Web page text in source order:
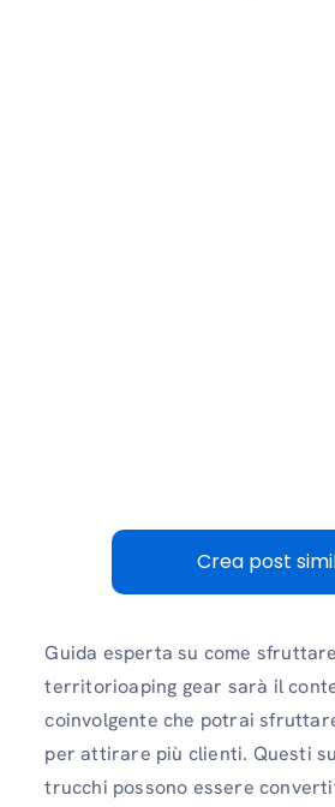
Crea post
Guida esperta su come
territorioaping gear sarà il
coinvolgente che potrai
per attirare più clienti. Questi
trucchi possono essere